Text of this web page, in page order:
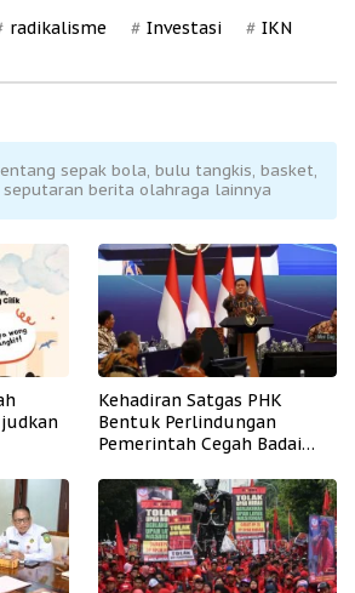
radikalisme Investasi IKN
sepak bola, bulu tangkis, basket,
berita olahraga lainnya
Kehadiran Satgas PHK
Bentuk Perlindungan
Pemerintah Cegah Badai